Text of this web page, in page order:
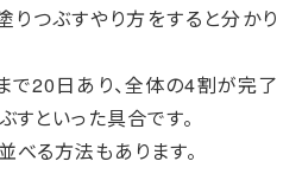
つぶすやり方をすると分かり
20日あり、全体の4割が完了
すといった具合です。
る方法もあります。